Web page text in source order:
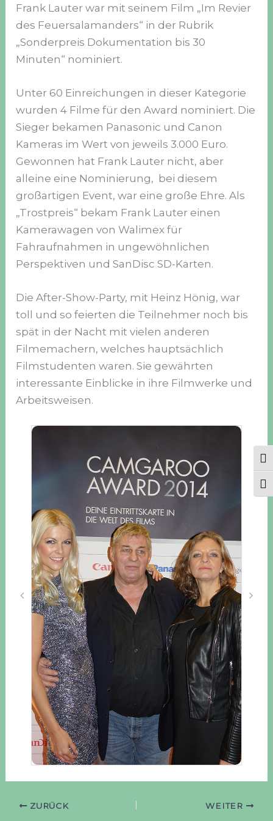
Frank Lauter war mit seinem Film „Im Revier
des Feuersalamanders“ in der Rubrik
„Sonderpreis Dokumentation bis 30
Minuten“ nominiert.
Unter 60 Einreichungen in dieser Kategorie
wurden 4 Filme für den Award nominiert. Die
Sieger bekamen Panasonic und Canon
Kameras im Wert von jeweils 3.000 Euro.
Gewonnen hat Frank Lauter nicht, aber
alleine eine Nominierung, bei diesem
großartigen Event, war eine große Ehre. Als
„Trostpreis“ bekam Frank Lauter einen
Kamerawagen von Walimex für
Fahraufnahmen in ungewöhnlichen
Perspektiven und SanDisc SD-Karten.
Die After-Show-Party, mit Heinz Hönig, war
toll und so feierten die Teilnehmer noch bis
spät in der Nacht mit vielen anderen
Filmemachern, welches hauptsächlich
Filmstudenten waren. Sie gewährten
interessante Einblicke in ihre Filmwerke und
Arbeitsweisen.
ZURÜCK WEITER